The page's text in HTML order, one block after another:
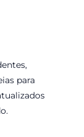
para